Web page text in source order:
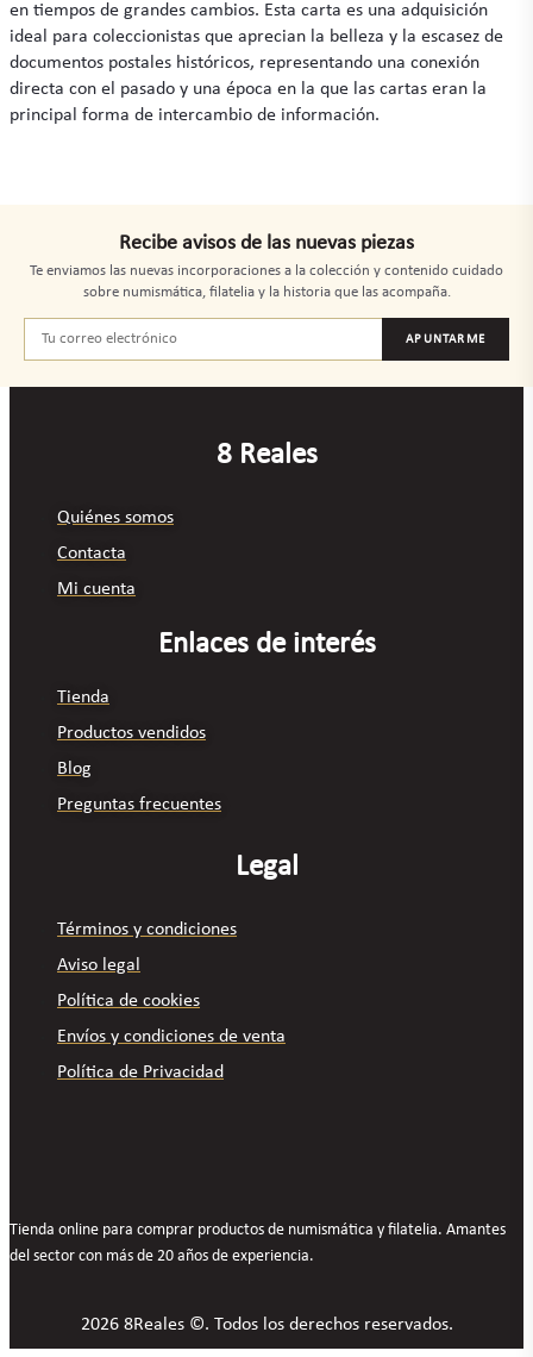
en tiempos de grandes cambios. Esta carta es una adquisición
ideal para coleccionistas que aprecian la belleza y la escasez de
documentos postales históricos, representando una conexión
directa con el pasado y una época en la que las cartas eran la
principal forma de intercambio de información.
Recibe avisos de las nuevas piezas
Te enviamos las nuevas incorporaciones a la colección y contenido cuidado
sobre numismática, filatelia y la historia que las acompaña.
APUNTARME
8 Reales
Quiénes somos
Contacta
Mi cuenta
Enlaces de interés
Tienda
Productos vendidos
Blog
Preguntas frecuentes
Legal
Términos y condiciones
Aviso legal
Política de cookies
Envíos y condiciones de venta
Política de Privacidad
Tienda online para comprar productos de numismática y filatelia. Amantes
del sector con más de 20 años de experiencia.
2026 8Reales ©. Todos los derechos reservados.